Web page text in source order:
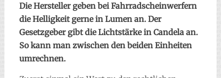
Die Hersteller geben bei Fahrradscheinwerfern
die Helligkeit gerne in Lumen an. Der
Gesetzgeber gibt die Lichtstärke in Candela an.
So kann man zwischen den beiden Einheiten
umrechnen.